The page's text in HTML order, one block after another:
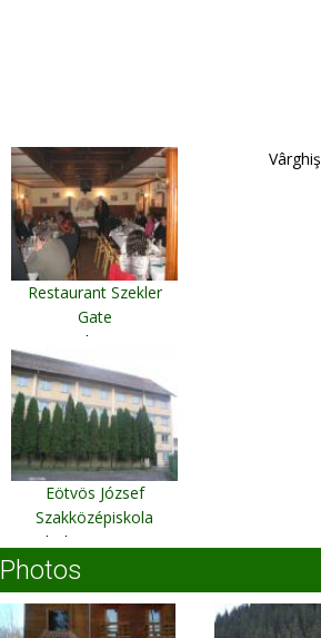
Restaurant Szekler
Gate
Budapest
Vârghiş
Eötvös József
Szakközépiskola
Odorheiu Secuiesc
Photos